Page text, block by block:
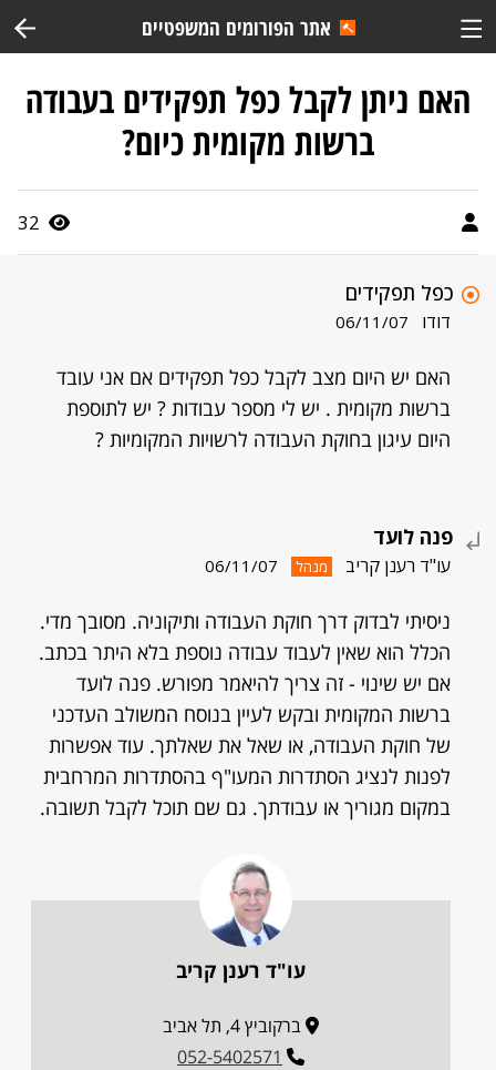
אתר הפורומים המשפטיים
האם ניתן לקבל כפל תפקידים בעבודה
ברשות מקומית כיום?
32
כפל תפקידים
דודו 06/11/07
האם יש היום מצב לקבל כפל תפקידים אם אני עובד
ברשות מקומית . יש לי מספר עבודות ? יש לתוספת
היום עיגון בחוקת העבודה לרשויות המקומיות ?
פנה לועד
עו"ד רענן קריב מנהל 06/11/07
ניסיתי לבדוק דרך חוקת העבודה ותיקוניה. מסובך מדי.
הכלל הוא שאין לעבוד עבודה נוספת בלא היתר בכתב.
אם יש שינוי - זה צריך להיאמר מפורש. פנה לועד
ברשות המקומית ובקש לעיין בנוסח המשולב העדכני
של חוקת העבודה, או שאל את שאלתך. עוד אפשרות
לפנות לנציג הסתדרות המעו"ף בהסתדרות המרחבית
במקום מגוריך או עבודתך. גם שם תוכל לקבל תשובה.
עו"ד רענן קריב
ברקוביץ 4, תל אביב
052-5402571